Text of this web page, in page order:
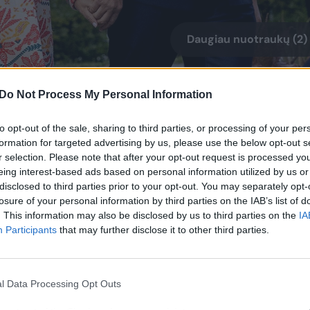
Do Not Process My Personal Information
opt-out of the sale, sharing to third parties, or processing of your
for targeted advertising by us, please use the below opt-out
selection. Please note that after your opt-out request is processed
interest-based ads based on personal information utilized by us
to third parties prior to your opt-out. You may separately
of your personal information by third parties on the IAB’s list of
This information may also be disclosed by us to third parties on the
Participants that may further disclose it to other third parties.
Data Processing Opt Outs
Daugiau nuotraukų (2)
kronprincesė dabar praranda dar
mylėjo?
Europoje simbolis.
Mette Marit 2001-aisiais
numylėtinio – Norvegijos kronprinco
šeimą, nes į ją atsivedė sūnų iš